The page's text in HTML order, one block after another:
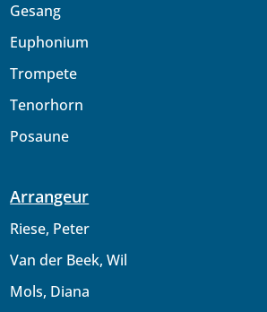
Gesang
Euphonium
Trompete
Tenorhorn
Posaune
Arrangeur
Riese, Peter
Van der Beek, Wil
Mols, Diana